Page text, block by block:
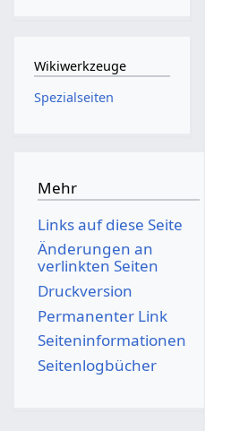
Wikiwerkzeuge
Spezialseiten
Mehr
Links auf diese Seite
Änderungen an
verlinkten Seiten
Druckversion
Permanenter Link
Seiten­­informationen
Seitenlogbücher